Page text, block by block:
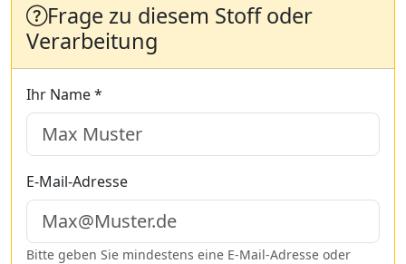
Frage zu diesem Stoff oder
Verarbeitung
Ihr Name *
E-Mail-Adresse
Bitte geben Sie mindestens eine E-Mail-Adresse oder